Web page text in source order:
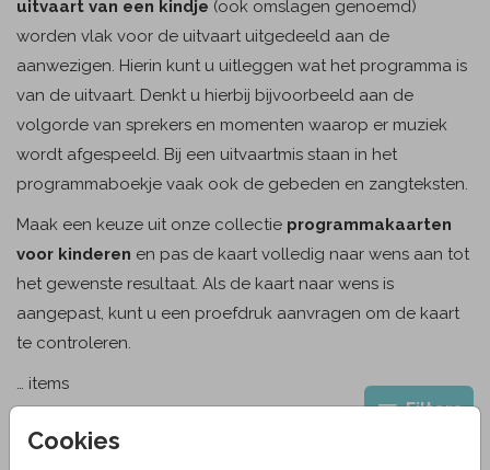
Cookies
uitvaart van een kindje (ook omslagen genoemd)
worden vlak voor de uitvaart uitgedeeld aan de
aanwezigen. Hierin kunt u uitleggen wat het programma is
van de uitvaart. Denkt u hierbij bijvoorbeeld aan de
volgorde van sprekers en momenten waarop er muziek
wordt afgespeeld. Bij een uitvaartmis staan in het
programmaboekje vaak ook de gebeden en zangteksten.
Maak een keuze uit onze collectie programmakaarten
voor kinderen en pas de kaart volledig naar wens aan tot
het gewenste resultaat. Als de kaart naar wens is
aangepast, kunt u een proefdruk aanvragen om de kaart
te controleren.
… items
Filters